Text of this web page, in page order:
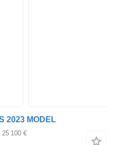
2023 MODEL
25 100 €